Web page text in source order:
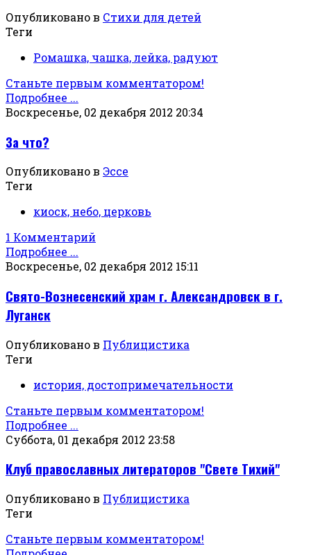
Опубликовано в Стихи для детей
Теги
Ромашка, чашка, лейка, радуют
Станьте первым комментатором!
Подробнее ...
Воскресенье, 02 декабря 2012 20:34
За что?
Опубликовано в Эссе
Теги
киоск, небо, церковь
1 Комментарий
Подробнее ...
Воскресенье, 02 декабря 2012 15:11
Свято-Вознесенский храм г. Александровск в г.
Луганск
Опубликовано в Публицистика
Теги
история, достопримечательности
Станьте первым комментатором!
Подробнее ...
Суббота, 01 декабря 2012 23:58
Клуб православных литераторов "Свете Тихий"
Опубликовано в Публицистика
Теги
Станьте первым комментатором!